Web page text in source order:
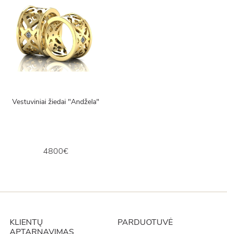
Vestuviniai žiedai "Andžela"
4800€
KLIENTŲ
APTARNAVIMAS
PARDUOTUVĖ